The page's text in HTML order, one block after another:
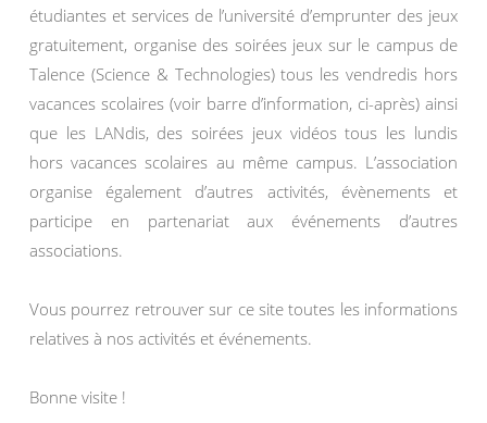
étudiantes et services de l’université d’emprunter des jeux
gratuitement, organise des soirées jeux sur le campus de
Talence (Science & Technologies) tous les vendredis hors
vacances scolaires (voir barre d’information, ci-après) ainsi
que les LANdis, des soirées jeux vidéos tous les lundis
hors vacances scolaires au même campus. L’association
organise également d’autres activités, évènements et
participe en partenariat aux événements d’autres
associations.
Vous pourrez retrouver sur ce site toutes les informations
relatives à nos activités et événements.
Bonne visite !